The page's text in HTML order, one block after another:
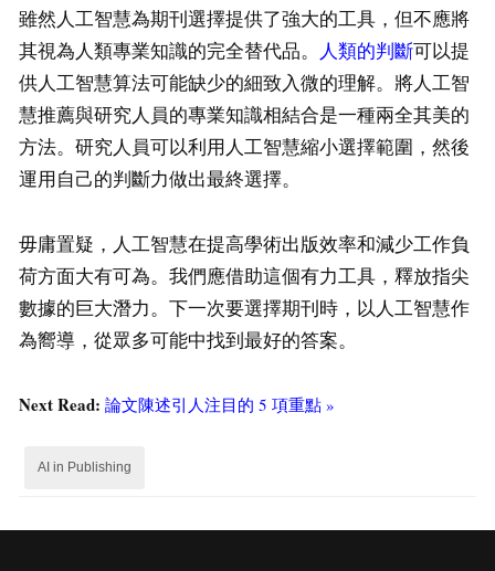
雖然人工智慧為期刊選擇提供了強大的工具，但不應將
其視為人類專業知識的完全替代品。
人類的判斷可以提
供人工智慧算法可能缺少的細致入微的理解。將人工智
慧推薦與研究人員的專業知識相結合是一種兩全其美的
方法。研究人員可以利用人工智慧縮小選擇範圍，然後
運用自己的判斷力做出最終選擇。
毋庸置疑，人工智慧在提高學術出版效率和減少工作負
荷方面大有可為。我們應借助這個有力工具，釋放指尖
數據的巨大潛力。下一次要選擇期刊時，以人工智慧作
為嚮導，從眾多可能中找到最好的答案。
Next Read: 論文陳述引人注目的 5 項重點 »
AI in Publishing